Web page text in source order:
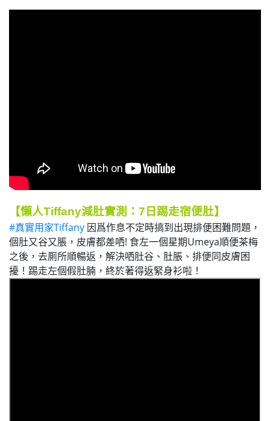
【懶人Tiffany減肚實測：7日踢走宿便肚】
#真實用家Tiffany 因爲作息不定時搞到出現排便困難問題，
個肚又谷又脹，皮膚都差哂! 食左一個星期Umeya順便茶梅
之後，去厠所順暢返，解決哂肚谷、肚脹、排便同皮膚困
擾！踢走左個假肚腩，終於著得返緊身衫啦！